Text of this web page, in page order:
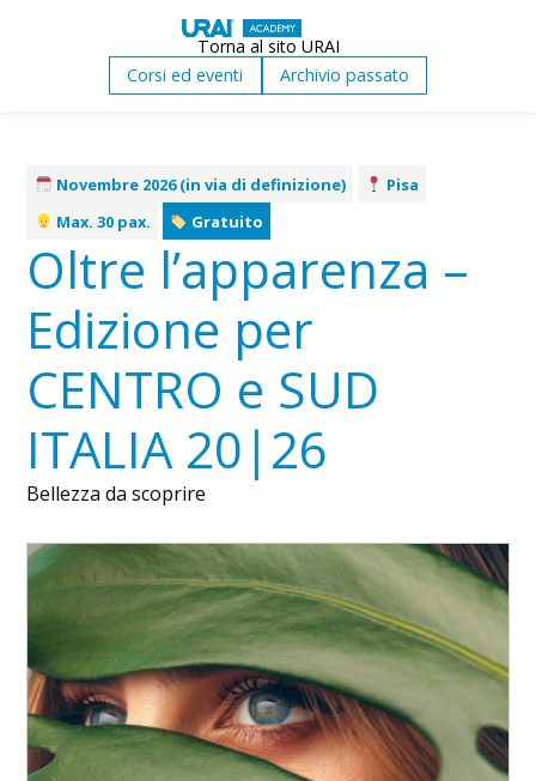
Torna al sito URAI
Corsi ed eventi
Archivio passato
Novembre 2026 (in via di definizione)
Pisa
Max. 30 pax.
Gratuito
Oltre l’apparenza –
Edizione per
CENTRO e SUD
ITALIA 20|26
Bellezza da scoprire